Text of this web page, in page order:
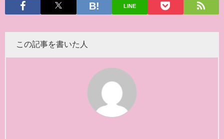
LINE
この記事を書いた人